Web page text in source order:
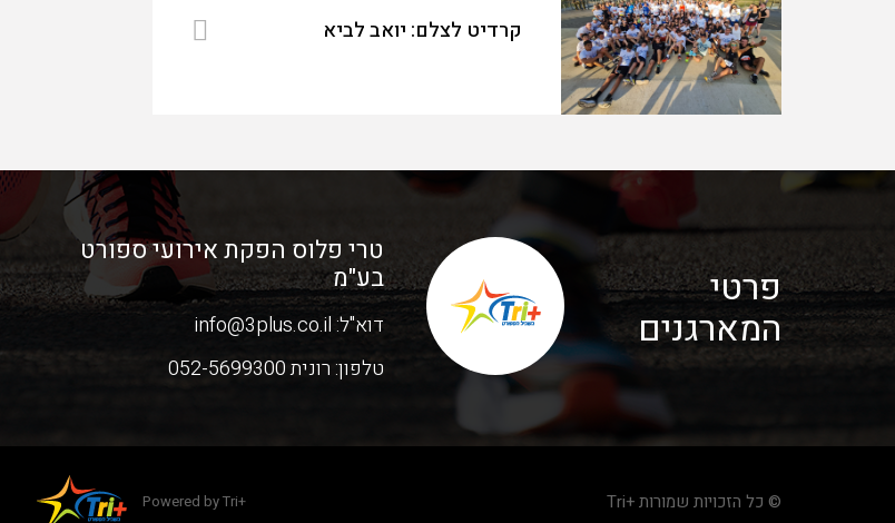
קרדיט לצלם: יואב לביא
פרטי
המארגנים
טרי פלוס הפקת אירועי ספורט
בע"מ
דוא"ל:info@3plus.co.il
טלפון:רונית 052-5699300
© כל הזכויות שמורות +Tri Powered by Tri+